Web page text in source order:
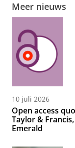
Meer nieuws
10 juli 2026
Open access
Taylor &
Emerald